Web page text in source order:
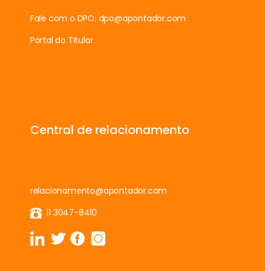
Fale com o DPO: dpo@apontador.com
Portal do Titular
Central de relacionamento
relacionamento@apontador.com
11 3047-8410